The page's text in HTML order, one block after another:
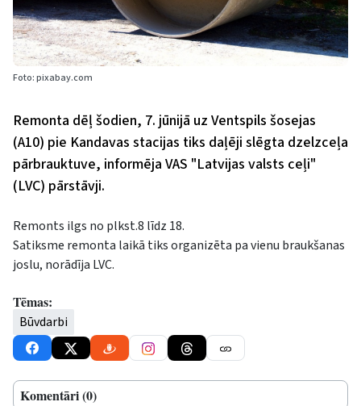
Foto: pixabay.com
Remonta dēļ šodien, 7. jūnijā uz Ventspils šosejas
(A10) pie Kandavas stacijas tiks daļēji slēgta dzelzceļa
pārbrauktuve, informēja VAS "Latvijas valsts ceļi"
(LVC) pārstāvji.
Remonts ilgs no plkst.8 līdz 18.
Satiksme remonta laikā tiks organizēta pa vienu braukšanas
joslu, norādīja LVC.
Tēmas:
Būvdarbi
Komentāri (0)